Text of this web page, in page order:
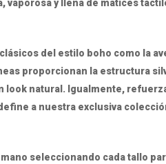
y llena de matices
del estilo boho como la
proporcionan la estructura
look natural. Igualmente,
a nuestra exclusiva
seleccionando cada tallo